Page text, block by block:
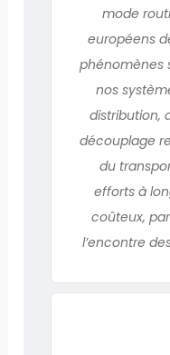
mode
européens
phénomènes
nos
distribution,
découplage
du
efforts à
coûteux,
l’encontre